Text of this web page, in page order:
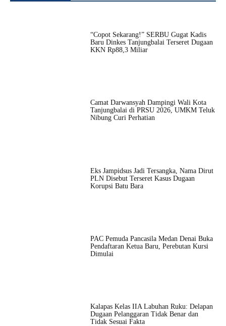
“Copot Sekarang!” SERBU Gugat Kadis
Baru Dinkes Tanjungbalai Terseret Dugaan
KKN Rp88,3 Miliar
Camat Darwansyah Dampingi Wali Kota
Tanjungbalai di PRSU 2026, UMKM Teluk
Nibung Curi Perhatian
Eks Jampidsus Jadi Tersangka, Nama Dirut
PLN Disebut Terseret Kasus Dugaan
Korupsi Batu Bara
PAC Pemuda Pancasila Medan Denai Buka
Pendaftaran Ketua Baru, Perebutan Kursi
Dimulai
Kalapas Kelas IIA Labuhan Ruku: Delapan
Dugaan Pelanggaran Tidak Benar dan
Tidak Sesuai Fakta